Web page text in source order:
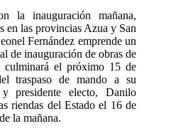
la inauguración mañana,
en las provincias Azua y San
Fernández emprende un
de inauguración de obras de
culminará el próximo 15 de
traspaso de mando a su
presidente electo, Danilo
riendas del Estado el 16 de
la mañana.